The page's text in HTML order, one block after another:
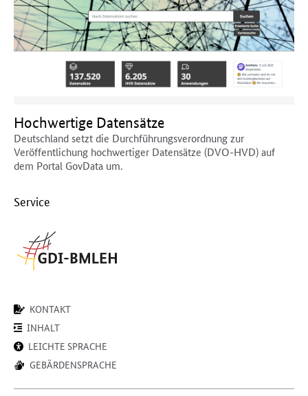
Hochwertige Datensätze
Deutschland setzt die Durchführungsverordnung zur
Veröffentlichung hochwertiger Datensätze (DVO-HVD) auf
dem Portal GovData um.
Service
KONTAKT
INHALT
LEICHTE SPRACHE
GEBÄRDENSPRACHE